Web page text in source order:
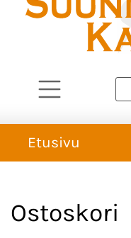
Etusivu
Ostoskori